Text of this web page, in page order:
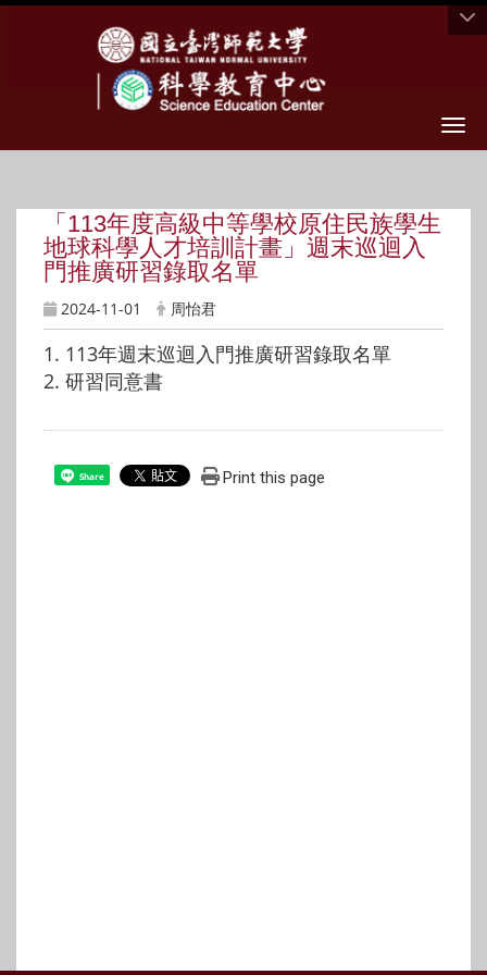
「113年度高級中等學校原住民族學生
地球科學人才培訓計畫」週末巡迴入
門推廣研習錄取名單
2024-11-01 周怡君
1. 113年週末巡迴入門推廣研習錄取名單
2. 研習同意書
Share Print this page